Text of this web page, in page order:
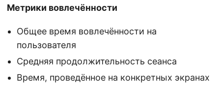
Метрики вовлечённости
Общее время вовлечённости на
пользователя
Средняя продолжительность сеанса
Время, проведённое на конкретных экранах